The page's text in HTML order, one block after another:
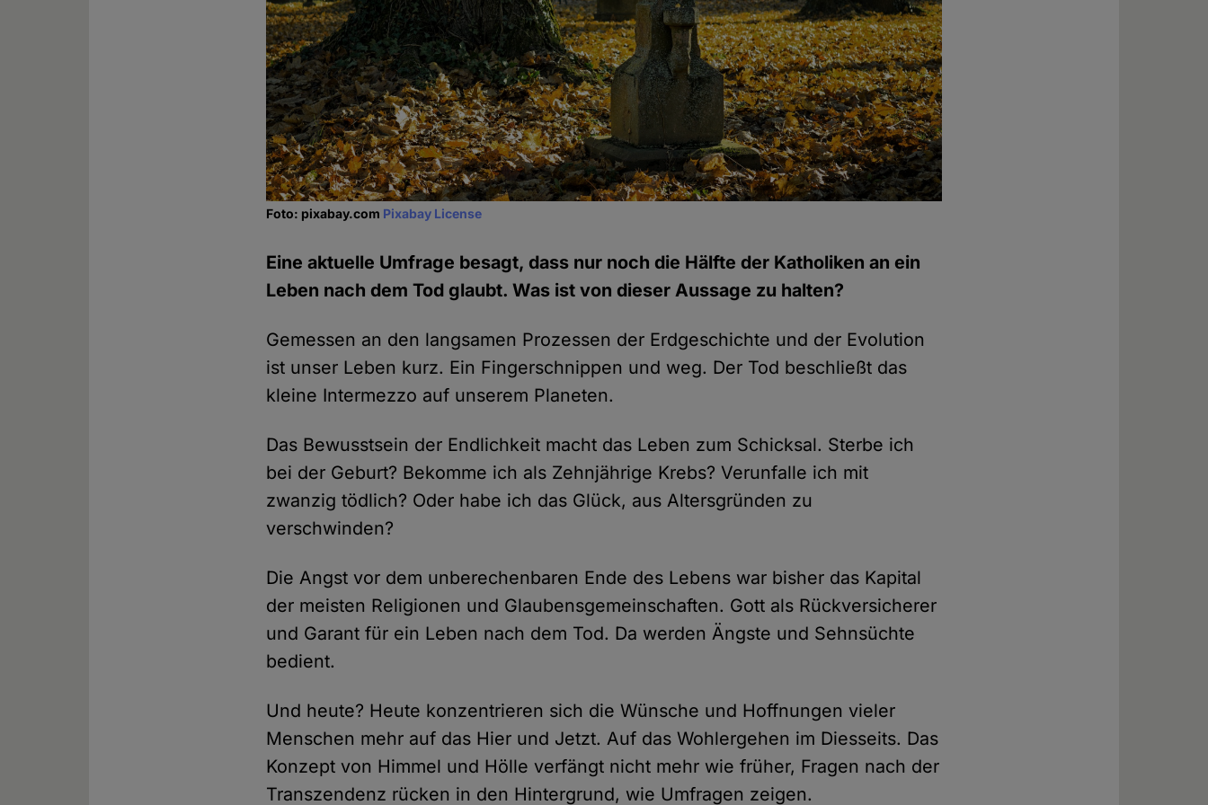
Foto: pixabay.com Pixabay License
Eine aktuelle Umfrage besagt, dass nur noch die Hälfte der Katholiken an ein
Leben nach dem Tod glaubt. Was ist von dieser Aussage zu halten?
Gemessen an den langsamen Prozessen der Erdgeschichte und der Evolution
ist unser Leben kurz. Ein Fingerschnippen und weg. Der Tod beschließt das
kleine Intermezzo auf unserem Planeten.
Das Bewusstsein der Endlichkeit macht das Leben zum Schicksal. Sterbe ich
bei der Geburt? Bekomme ich als Zehnjährige Krebs? Verunfalle ich mit
zwanzig tödlich? Oder habe ich das Glück, aus Altersgründen zu
verschwinden?
Die Angst vor dem unberechenbaren Ende des Lebens war bisher das Kapital
der meisten Religionen und Glaubensgemeinschaften. Gott als Rückversicherer
und Garant für ein Leben nach dem Tod. Da werden Ängste und Sehnsüchte
bedient.
Und heute? Heute konzentrieren sich die Wünsche und Hoffnungen vieler
Menschen mehr auf das Hier und Jetzt. Auf das Wohlergehen im Diesseits. Das
Konzept von Himmel und Hölle verfängt nicht mehr wie früher, Fragen nach der
Transzendenz rücken in den Hintergrund, wie Umfragen zeigen.